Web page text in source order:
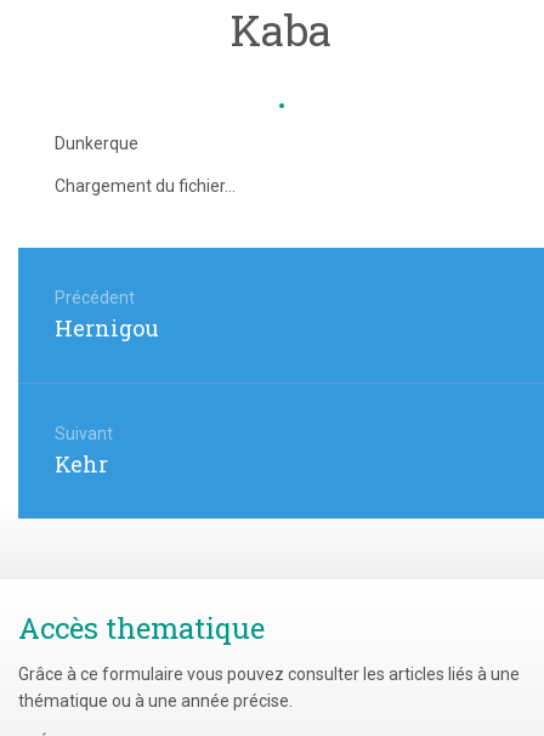
Kaba
Dunkerque
Chargement du fichier...
de
l’article
Précédent
Article
Hernigou
Suivant
Article
Kehr
Accès thematique
Grâce à ce formulaire vous pouvez consulter les articles liés à une
thématique ou à une année précise.